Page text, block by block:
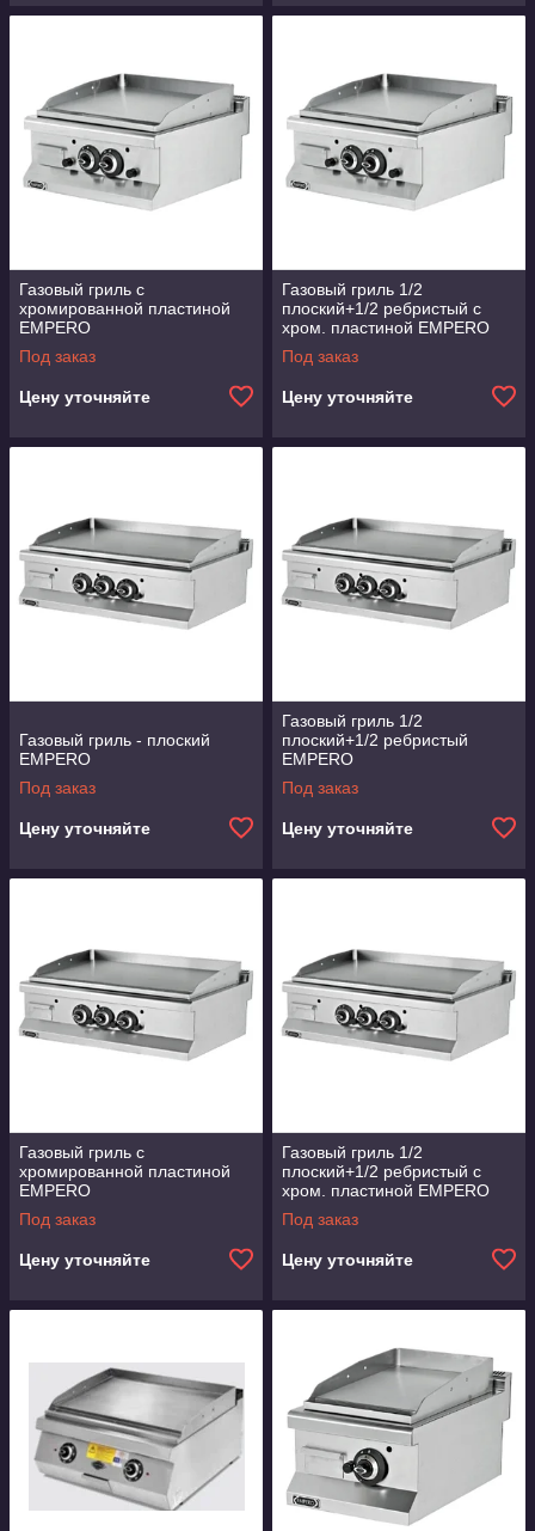
Газовый гриль с
хромированной пластиной
EMPERO
Под заказ
Цену уточняйте
Газовый гриль 1/2
плоский+1/2 ребристый с
хром. пластиной EMPERO
Под заказ
Цену уточняйте
Газовый гриль - плоский
EMPERO
Под заказ
Цену уточняйте
Газовый гриль 1/2
плоский+1/2 ребристый
EMPERO
Под заказ
Цену уточняйте
Газовый гриль с
хромированной пластиной
EMPERO
Под заказ
Цену уточняйте
Газовый гриль 1/2
плоский+1/2 ребристый с
хром. пластиной EMPERO
Под заказ
Цену уточняйте